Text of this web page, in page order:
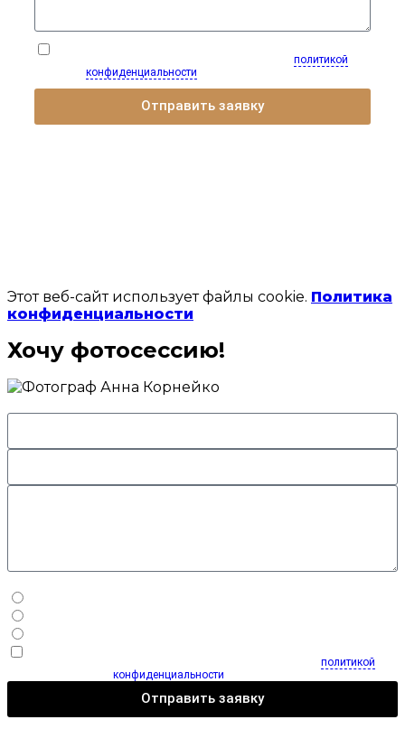
политикой
конфиденциальности
Отправить заявку
Этот веб-сайт использует файлы cookie. Политика
конфиденциальности
Хочу фотосессию!
политикой
конфиденциальности
Отправить заявку